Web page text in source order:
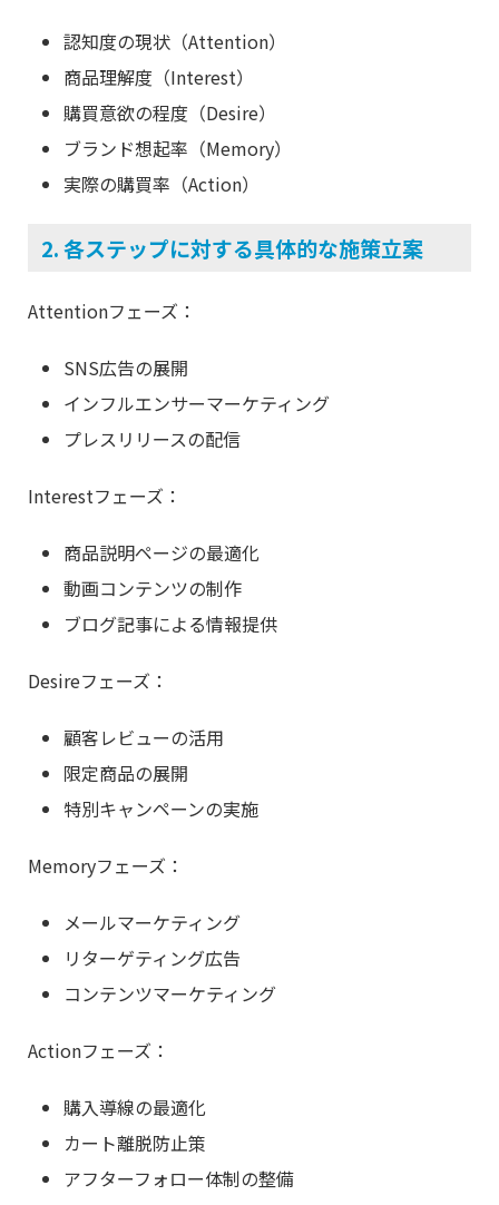
認知度の現状（Attention）
商品理解度（Interest）
購買意欲の程度（Desire）
ブランド想起率（Memory）
実際の購買率（Action）
2. 各ステップに対する具体的な施策立案
Attentionフェーズ：
SNS広告の展開
インフルエンサーマーケティング
プレスリリースの配信
Interestフェーズ：
商品説明ページの最適化
動画コンテンツの制作
ブログ記事による情報提供
Desireフェーズ：
顧客レビューの活用
限定商品の展開
特別キャンペーンの実施
Memoryフェーズ：
メールマーケティング
リターゲティング広告
コンテンツマーケティング
Actionフェーズ：
購入導線の最適化
カート離脱防止策
アフターフォロー体制の整備